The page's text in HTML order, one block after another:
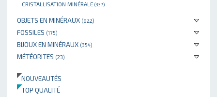
CRISTALLISATION MINÉRALE (337)
OBJETS EN MINÉRAUX (922)
FOSSILES (175)
BIJOUX EN MINÉRAUX (354)
MÉTÉORITES (23)
NOUVEAUTÉS
TOP QUALITÉ